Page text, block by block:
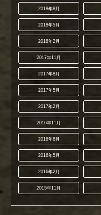
2018年8月
2018年5月
2018年2月
2017年11月
2017年8月
2017年5月
2017年2月
2016年11月
2016年8月
2016年5月
2016年2月
2015年11月